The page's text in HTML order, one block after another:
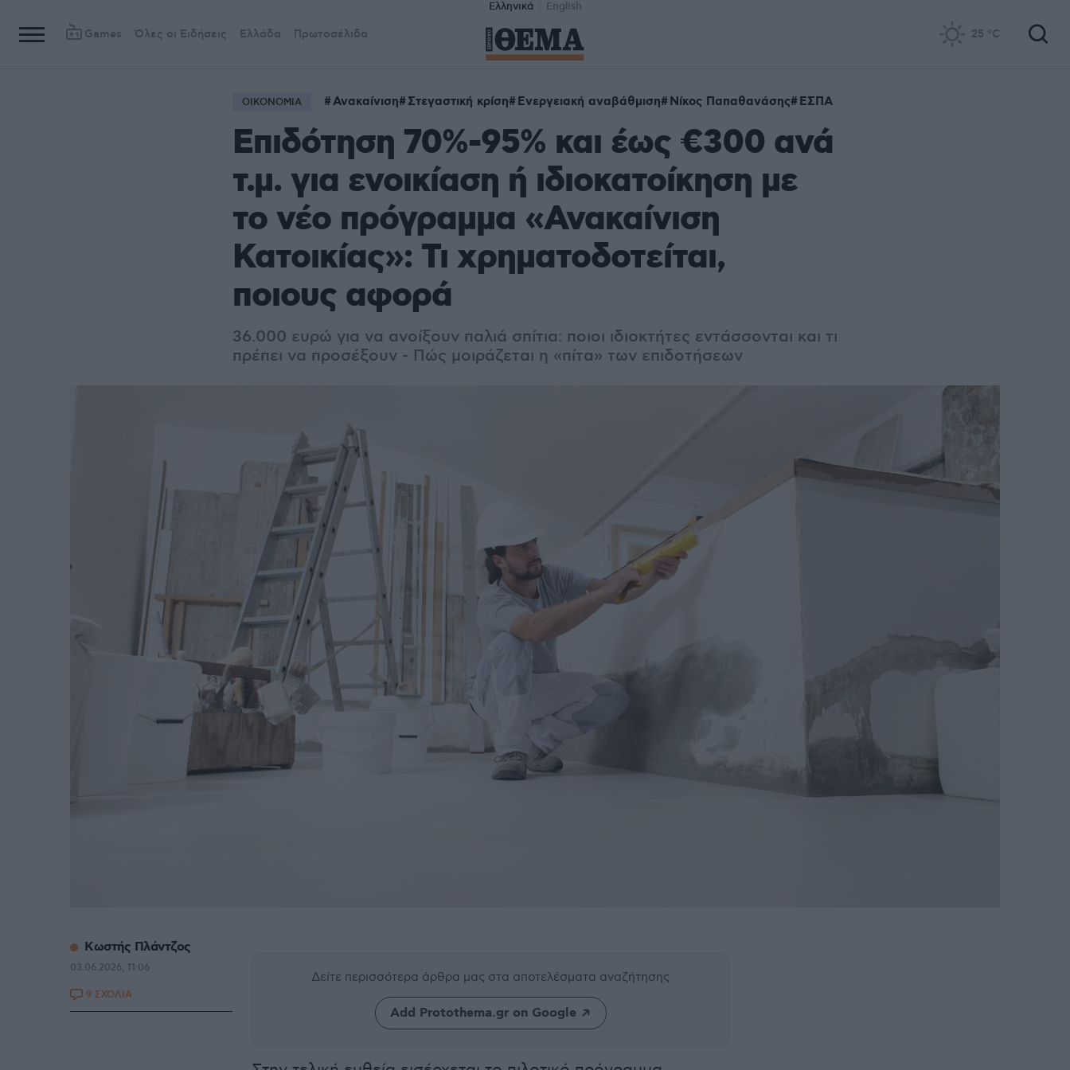
Ελληνικά English
Games Όλες οι Ειδήσεις Ελλάδα Πρωτοσέλιδα 25 °C
ΟΙΚΟΝΟΜΙΑ Ανακαίνιση Στεγαστική κρίση Ενεργειακή αναβάθμιση Νίκος Παπαθανάσης ΕΣΠΑ
Eπιδότηση 70%-95% και έως €300 ανά
τ.μ. για ενοικίαση ή ιδιοκατοίκηση με
το νέο πρόγραμμα «Ανακαίνιση
Κατοικίας»: Τι χρηματοδοτείται,
ποιους αφορά
36.000 ευρώ για να ανοίξουν παλιά σπίτια: ποιοι ιδιοκτήτες εντάσσονται και τι
πρέπει να προσέξουν - Πώς μοιράζεται η «πίτα» των επιδοτήσεων
Δείτε περισσότερα άρθρα μας στα αποτελέσματα αναζήτησης
Add Protothema.gr on Google
Κωστής Πλάντζος
03.06.2026, 11:06
9 ΣΧΟΛΙΑ